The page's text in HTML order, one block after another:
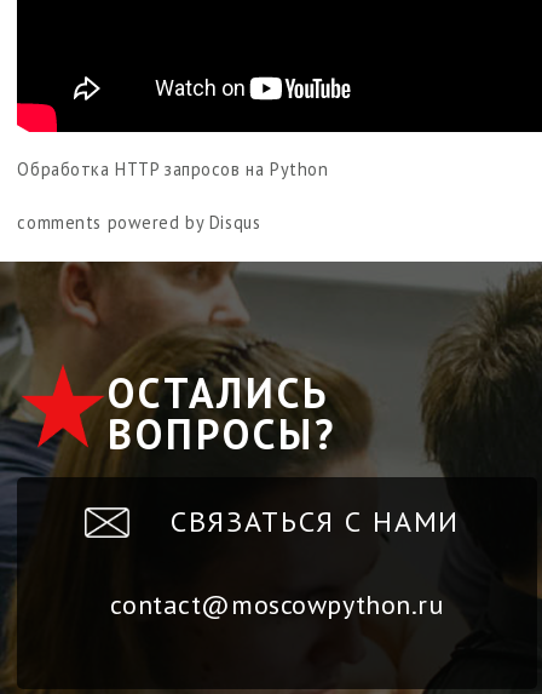
Обработка HTTP запросов на Python
comments powered by Disqus
ОСТАЛИСЬ
ВОПРОСЫ?
СВЯЗАТЬСЯ С НАМИ
contact@moscowpython.ru